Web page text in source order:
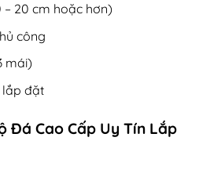
20 cm hoặc hơn)
công
mái)
lắp đặt
Đá Cao Cấp Uy Tín Lắp